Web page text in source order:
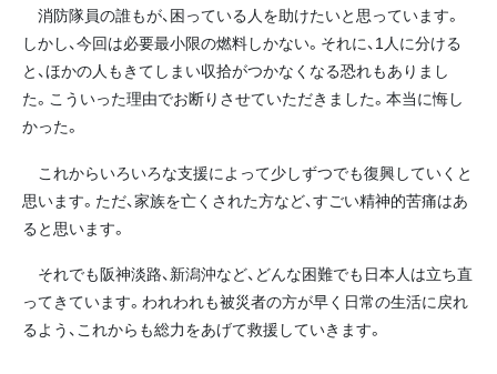
消防隊員の誰もが、困っている人を助けたいと思っています。
しかし、今回は必要最小限の燃料しかない。それに、1人に分ける
と、ほかの人もきてしまい収拾がつかなくなる恐れもありまし
た。こういった理由でお断りさせていただきました。本当に悔し
かった。
これからいろいろな支援によって少しずつでも復興していくと
思います。ただ、家族を亡くされた方など、すごい精神的苦痛はあ
ると思います。
それでも阪神淡路、新潟沖など、どんな困難でも日本人は立ち直
ってきています。われわれも被災者の方が早く日常の生活に戻れ
るよう、これからも総力をあげて救援していきます。